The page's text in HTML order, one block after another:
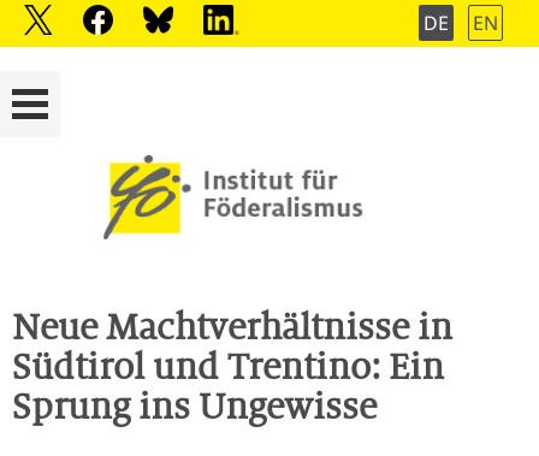
DE EN
Neue Machtverhältnisse in
Südtirol und Trentino: Ein
Sprung ins Ungewisse